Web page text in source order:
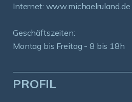
Internet: www.michaelruland.de
Geschäftszeiten:
Montag bis Freitag - 8 bis 18h
PROFIL